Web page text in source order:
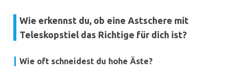
Wie erkennst du, ob eine Astschere mit
Teleskopstiel das Richtige für dich ist?
Wie oft schneidest du hohe Äste?